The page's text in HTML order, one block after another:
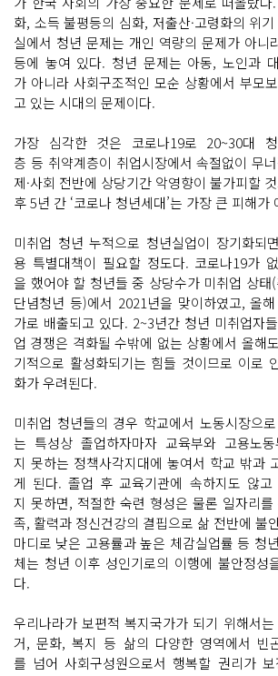
화, 소득 불평등의 심화, 저출산·고령화의 위
실에서 청년 문제는 개인 역량의 문제가 아니
등에 놓여 있다. 청년 문제는 아동, 노인과
가 아니라 사회구조적인 모순 상황에서 부모
고 있는 시대의 문제이다.
가장 심각한 것은 코로나19로 20~30대
층 등 취약계층이 취업시장에서 속절없이 무
제·사회 전반에 상당기간 악영향이 불가피할
후 5년 간 ‘코로나 청년세대’는 가장 큰 피해가
미취업 청년 누적으로 청년실업이 장기화되
용 특별대책이 필요할 정도다. 코로나19가
을 했어야 할 청년들 중 상당수가 미취업 상태
단념청년 등)에서 2021년을 맞이하였고, 올
가로 배출되고 있다. 2~3년간 청년 미취업자
업 경쟁은 격화될 수밖에 없는 상황에서 올해
기적으로 활성화되기는 힘들 것이므로 이로
화가 우려된다.
미취업 청년들의 경우 학교에서 노동시장으
는 특성상 졸업하자마자 교육부와 고용노
지 못하는 정책사각지대에 놓여서 학교 밖과
게 된다. 졸업 후 교육기관에 속하지도 않고
지 못하면, 적절한 숙련 형성은 물론 일자리
족, 활력과 정신건강의 결핍으로 삶 전반에 불
마디로 낮은 고용률과 높은 체감실업률 등 청
체는 청년 이후 성인기로의 이행에 불안정성
다.
우리나라가 보편적 복지국가가 되기 위해서
거, 문화, 복지 등 삶의 다양한 영역에서 빈
를 넘어 사회구성원으로서 행복할 권리가